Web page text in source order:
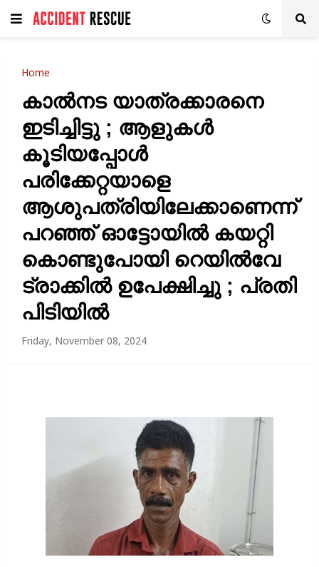
Home
കാൽനട യാത്രക്കാരനെ
ഇടിച്ചിട്ടു ; ആളുകൾ
കൂടിയപ്പോൾ
പരിക്കേറ്റയാളെ
ആശുപത്രിയിലേക്കാണെന്ന്
പറഞ്ഞ് ഓട്ടോയില്‍ കയറ്റി
കൊണ്ടുപോയി റെയില്‍വേ
ട്രാക്കില്‍ ഉപേക്ഷിച്ചു ; പ്രതി
പിടിയിൽ
Friday, November 08, 2024